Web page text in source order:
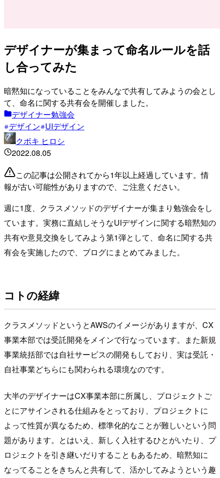
デザイナーが集まって命名ルールを話
し合ってみた
暗黙知になっていることをみんなで共有してみようの会とし
て、命名に関する共有会を開催しました。
デザイナー勉強会
デザイン UIデザイン
クボキ ヒロシ
2022.08.05
この記事は公開されてから1年以上経過しています。情
報が古い可能性がありますので、ご注意ください。
週に1度、クラスメソッドのデザイナーが集まり勉強会をし
ています。実務に直結しそうなUIデザインに関する暗黙知の
共有や意見交換をしてみよう第1弾として、命名に関する共
有会を実施したので、ブログにまとめてみました。
コトの経緯
クラスメソッドというとAWSのイメージがありますが、CX
事業本部では受託開発をメインで行なっています。また新規
事業統括部では自社サービスの開発もしており、実は受託・
自社事業どちらにも関わられる環境なのです。
大半のデザイナーはCX事業本部に所属し、プロジェクトご
とにアサインされる仕組みをとっており、プロジェクトに
よって性質が異なるため、標準化的なことが難しいという問
題があります。とはいえ、新しく入社するひとがいたり、プ
ロジェクトを引き継いだりすることもあるため、暗黙知に
なってることをきちんと共有して、活かしてみようという趣